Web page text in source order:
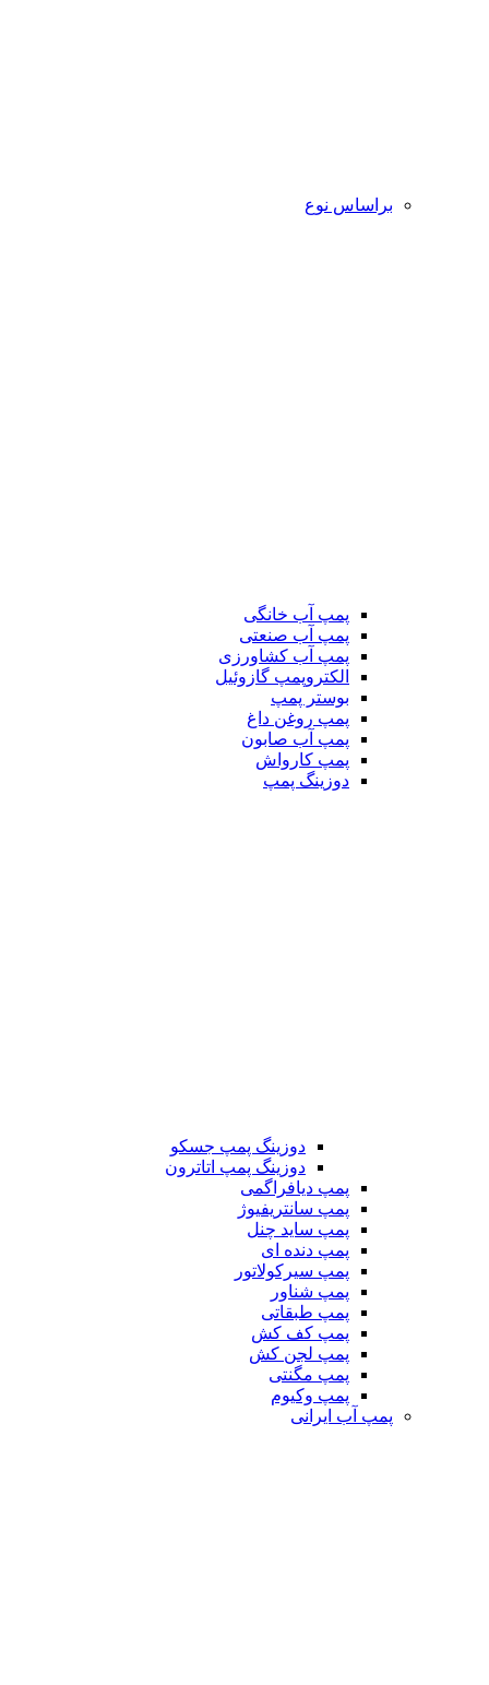
براساس نوع
پمپ آب خانگی
پمپ آب صنعتی
پمپ آب کشاورزی
الکتروپمپ گازوئیل
بوستر پمپ
پمپ روغن داغ
پمپ آب صابون
پمپ کارواش
دوزینگ پمپ
دوزینگ پمپ جسکو
دوزینگ پمپ اتاترون
پمپ دیافراگمی
پمپ سانتریفیوژ
پمپ ساید چنل
پمپ دنده ای
پمپ سیرکولاتور
پمپ شناور
پمپ طبقاتی
پمپ کف کش
پمپ لجن کش
پمپ مگنتی
پمپ وکیوم
پمپ آب ایرانی